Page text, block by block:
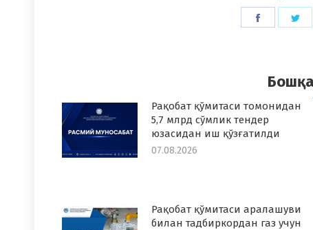
Share
Рақобат қўмитаси томонидан
5,7 млрд сўмлик тендер
юзасидан иш қўзғатилди
07.08.2026
Рақобат қўмитаси аралашуви
билан тадбиркордан газ учун